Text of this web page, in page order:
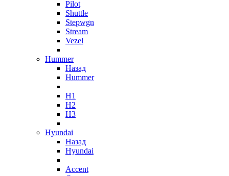
Pilot
Shuttle
Stepwgn
Stream
Vezel
Hummer
Назад
Hummer
H1
H2
H3
Hyundai
Назад
Hyundai
Accent